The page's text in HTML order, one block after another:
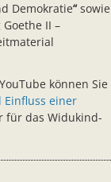
Demokratie“sowie
II –
können Sie
Einfluss einer
für das Widukind-